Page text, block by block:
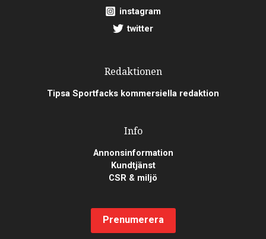
instagram
twitter
Redaktionen
Tipsa Sportfacks kommersiella redaktion
Info
Annonsinformation
Kundtjänst
CSR & miljö
Prenumerera